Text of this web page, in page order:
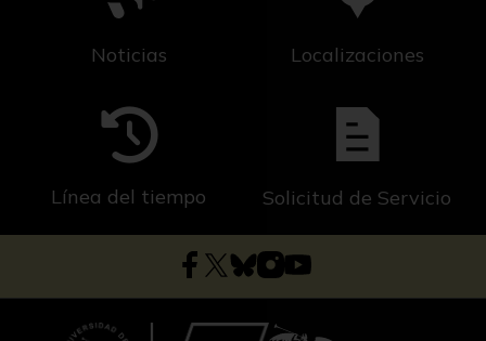
Noticias Localizaciones
Línea del tiempo Solicitud de Servicio